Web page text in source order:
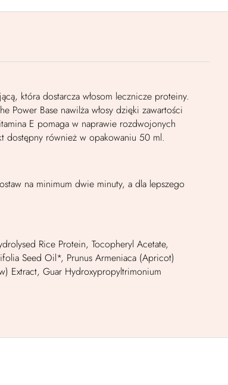
która dostarcza włosom lecznicze proteiny.
Power Base nawilża włosy dzięki zawartości
E pomaga w naprawie rozdwojonych
dostępny również w opakowaniu 50 ml.
na minimum dwie minuty, a dla lepszego
Rice Protein, Tocopheryl Acetate,
Seed Oil*, Prunus Armeniaca (Apricot)
Extract, Guar Hydroxypropyltrimonium